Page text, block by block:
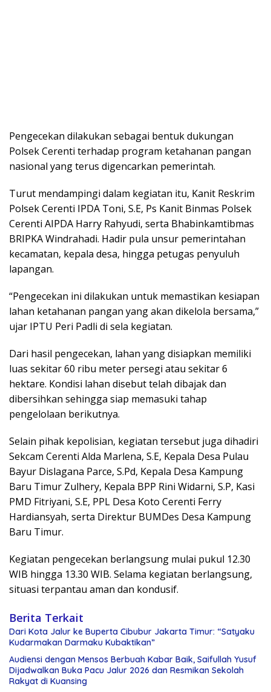
Pengecekan dilakukan sebagai bentuk dukungan
Polsek Cerenti terhadap program ketahanan pangan
nasional yang terus digencarkan pemerintah.
Turut mendampingi dalam kegiatan itu, Kanit Reskrim
Polsek Cerenti IPDA Toni, S.E, Ps Kanit Binmas Polsek
Cerenti AIPDA Harry Rahyudi, serta Bhabinkamtibmas
BRIPKA Windrahadi. Hadir pula unsur pemerintahan
kecamatan, kepala desa, hingga petugas penyuluh
lapangan.
“Pengecekan ini dilakukan untuk memastikan kesiapan
lahan ketahanan pangan yang akan dikelola bersama,”
ujar IPTU Peri Padli di sela kegiatan.
Dari hasil pengecekan, lahan yang disiapkan memiliki
luas sekitar 60 ribu meter persegi atau sekitar 6
hektare. Kondisi lahan disebut telah dibajak dan
dibersihkan sehingga siap memasuki tahap
pengelolaan berikutnya.
Selain pihak kepolisian, kegiatan tersebut juga dihadiri
Sekcam Cerenti Alda Marlena, S.E, Kepala Desa Pulau
Bayur Dislagana Parce, S.Pd, Kepala Desa Kampung
Baru Timur Zulhery, Kepala BPP Rini Widarni, S.P, Kasi
PMD Fitriyani, S.E, PPL Desa Koto Cerenti Ferry
Hardiansyah, serta Direktur BUMDes Desa Kampung
Baru Timur.
Kegiatan pengecekan berlangsung mulai pukul 12.30
WIB hingga 13.30 WIB. Selama kegiatan berlangsung,
situasi terpantau aman dan kondusif.
Berita Terkait
Dari Kota Jalur ke Buperta Cibubur Jakarta Timur: “Satyaku
Kudarmakan Darmaku Kubaktikan”
Audiensi dengan Mensos Berbuah Kabar Baik, Saifullah Yusuf
Dijadwalkan Buka Pacu Jalur 2026 dan Resmikan Sekolah
Rakyat di Kuansing